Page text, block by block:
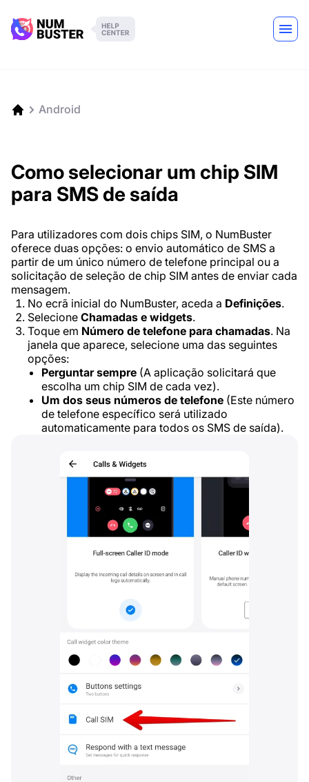
Android
Como selecionar um chip SIM
para SMS de saída
Para utilizadores com dois chips SIM, o NumBuster
oferece duas opções: o envio automático de SMS a
partir de um único número de telefone principal ou a
solicitação de seleção de chip SIM antes de enviar cada
mensagem.
No ecrã inicial do NumBuster, aceda a Definições.
Selecione Chamadas e widgets.
Toque em Número de telefone para chamadas. Na
janela que aparece, selecione uma das seguintes
opções:
Perguntar sempre (A aplicação solicitará que
escolha um chip SIM de cada vez).
Um dos seus números de telefone (Este número
de telefone específico será utilizado
automaticamente para todos os SMS de saída).